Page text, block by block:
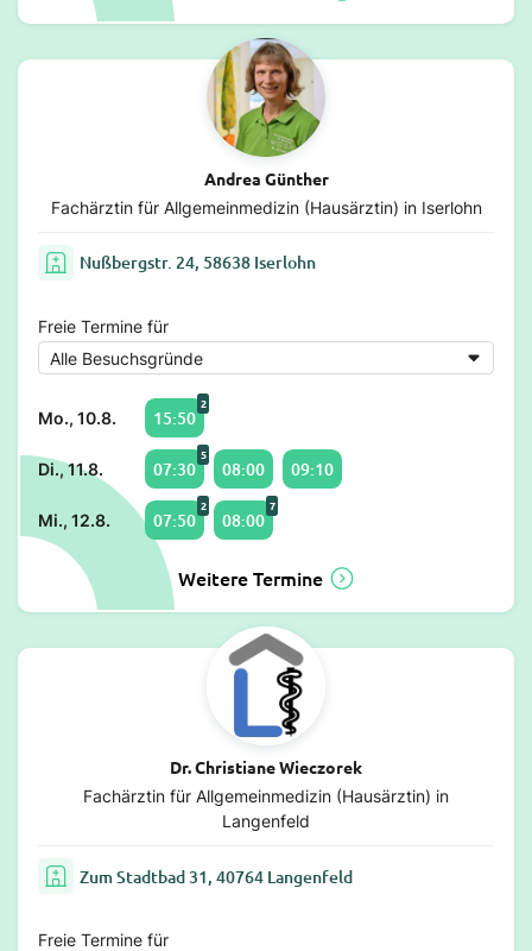
Andrea Günther
Fachärztin für Allgemeinmedizin (Hausärztin) in Iserlohn
Nußbergstr. 24, 58638 Iserlohn
Freie Termine für
Mo., 10.8. 15:50
2
Di., 11.8. 07:30
5
08:00 09:10
Mi., 12.8. 07:50
2
08:00
7
Weitere Termine
Dr. Christiane Wieczorek
Fachärztin für Allgemeinmedizin (Hausärztin) in
Langenfeld
Zum Stadtbad 31, 40764 Langenfeld
Freie Termine für